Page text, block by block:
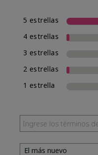
5 estrellas
4 estrellas
3 estrellas
2 estrellas
1 estrella